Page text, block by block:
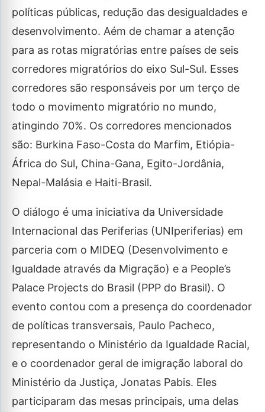
políticas públicas, redução das desigualdades e
desenvolvimento. Aém de chamar a atenção
para as rotas migratórias entre países de seis
corredores migratórios do eixo Sul-Sul. Esses
corredores são responsáveis por um terço de
todo o movimento migratório no mundo,
atingindo 70%. Os corredores mencionados
são: Burkina Faso-Costa do Marfim, Etiópia-
África do Sul, China-Gana, Egito-Jordânia,
Nepal-Malásia e Haiti-Brasil.
O diálogo é uma iniciativa da Universidade
Internacional das Periferias (UNIperiferias) em
parceria com o MIDEQ (Desenvolvimento e
Igualdade através da Migração) e a People’s
Palace Projects do Brasil (PPP do Brasil). O
evento contou com a presença do coordenador
de políticas transversais, Paulo Pacheco,
representando o Ministério da Igualdade Racial,
e o coordenador geral de imigração laboral do
Ministério da Justiça, Jonatas Pabis. Eles
participaram das mesas principais, uma delas